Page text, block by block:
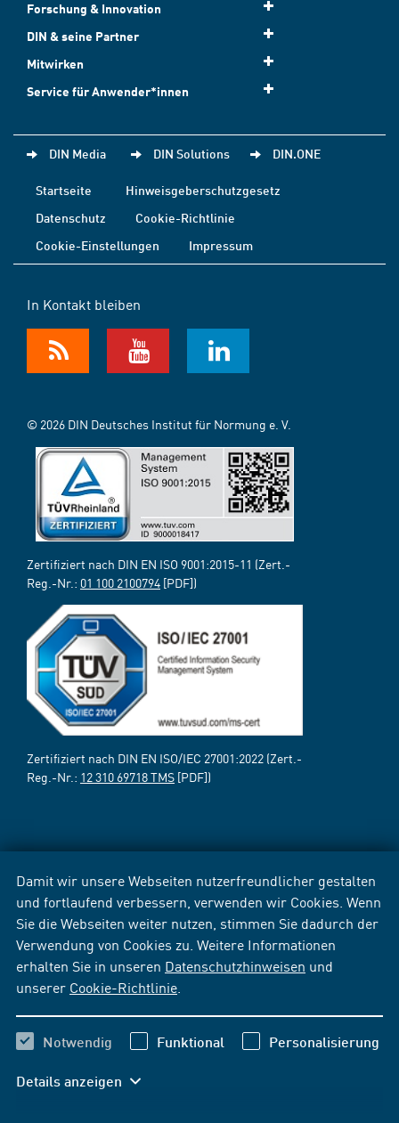
Damit wir unsere Webseiten nutzerfreundlicher gestalten
und fortlaufend verbessern, verwenden wir Cookies. Wenn
Sie die Webseiten weiter nutzen, stimmen Sie dadurch der
Verwendung von Cookies zu. Weitere Informationen
erhalten Sie in unseren Datenschutzhinweisen und
unserer Cookie-Richtlinie
Notwendig Funktional Personalisierung
Details anzeigen
Forschung & Innovation
DIN & seine Partner
Mitwirken
Service für Anwender*innen
DIN Media DIN Solutions DIN.ONE
Startseite
Hinweisgeberschutzgesetz
Datenschutz
Cookie-Richtlinie
Cookie-Einstellungen
Impressum
In Kontakt bleiben
© 2026 DIN Deutsches Institut für Normung e. V.
Zertifiziert nach DIN EN ISO 9001:2015-11 (Zert.-
Reg.-Nr.: 01 100 2100794 [PDF])
Zertifiziert nach DIN EN ISO/IEC 27001:2022 (Zert.-
Reg.-Nr.: 12 310 69718 TMS [PDF])